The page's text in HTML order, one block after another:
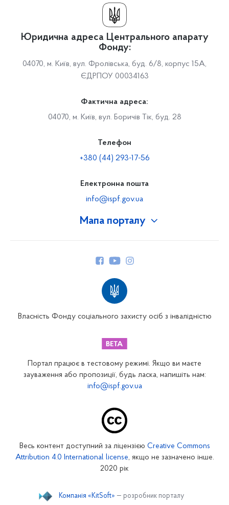
Мапа порталу
Закарпатське відділення
Запорізьке відділення
Кіровоградське відділення
Миколаївське відділення
Юридична адреса Центрального апарату
Фонду:
04070, м. Київ, вул. Фролівська, буд. 6/8, корпус 15А,
ЄДРПОУ 00034163
Фактична адреса:
04070, м. Київ, вул. Боричів Тік, буд. 28
Телефон
+380 (44) 293-17-56
Електронна пошта
info@ispf.gov.ua
Власність Фонду соціального захисту осіб з інвалідністю
Портал працює в тестовому режимі. Якщо ви маєте
зауваження або пропозиції, будь ласка, напишіть нам:
info@ispf.gov.ua
Весь контент доступний за ліцензією Creative Commons
Attribution 4.0 International license, якщо не зазначено інше.
2020 рік
Компанія «KitSoft» — розробник порталу